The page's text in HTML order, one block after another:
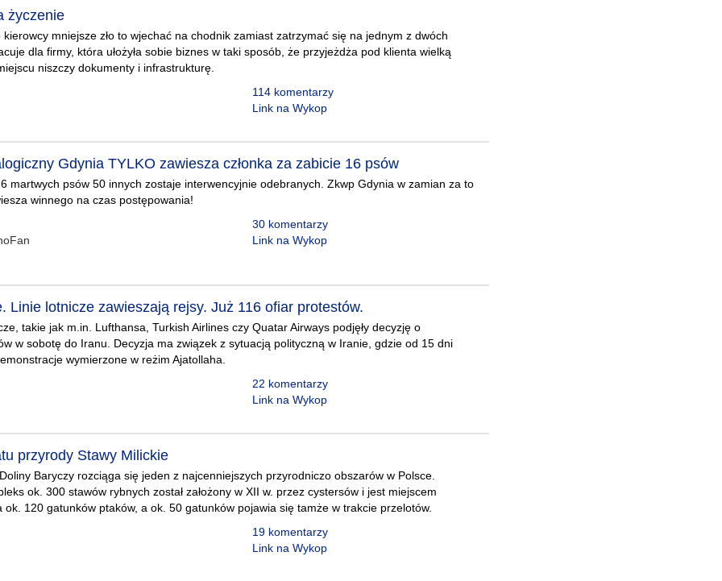
życzenie
mniejsze zło to wjechać na chodnik zamiast zatrzymać się na jednym z dwóch
dla firmy, która ułożyła sobie biznes w taki sposób, że przyjeżdża pod klienta wielką
niszczy dokumenty i infrastrukturę.
114 komentarzy
Link na Wykop
Gdynia TYLKO zawiesza członka za zabicie 16 psów
martwych psów 50 innych zostaje interwencyjnie odebranych. Zkwp Gdynia w zamian za to
winnego na czas postępowania!
30 komentarzy
Link na Wykop
Linie lotnicze zawieszają rejsy. Już 116 ofiar protestów.
takie jak m.in. Lufthansa, Turkish Airlines czy Quatar Airways podjęły decyzję o
w sobotę do Iranu. Decyzja ma związek z sytuacją polityczną w Iranie, gdzie od 15 dni
wymierzone w reżim Ajatollaha.
22 komentarzy
Link na Wykop
przyrody Stawy Milickie
Baryczy rozciąga się jeden z najcenniejszych przyrodniczo obszarów w Polsce.
ok. 300 stawów rybnych został założony w XII w. przez cystersów i jest miejscem
ok. 120 gatunków ptaków, a ok. 50 gatunków pojawia się tamże w trakcie przelotów.
19 komentarzy
Link na Wykop